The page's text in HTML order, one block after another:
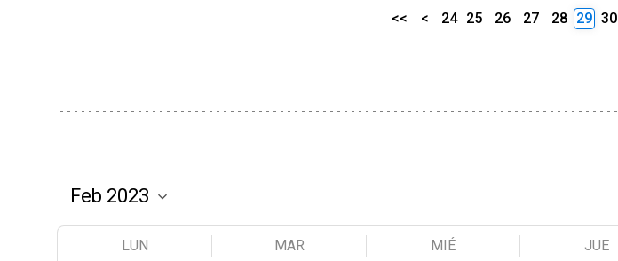
<< < 24 25 26 27 28 29 30
LUN MAR MIÉ JUE